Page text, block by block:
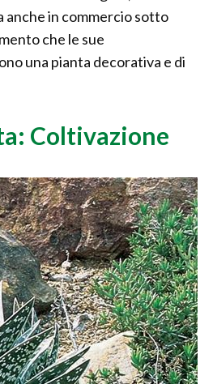
anche in commercio sotto
che le sue
una pianta decorativa e di
Coltivazione